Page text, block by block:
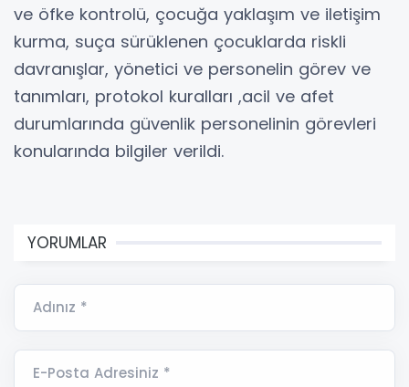
ve öfke kontrolü, çocuğa yaklaşım ve iletişim
kurma, suça sürüklenen çocuklarda riskli
davranışlar, yönetici ve personelin görev ve
tanımları, protokol kuralları ,acil ve afet
durumlarında güvenlik personelinin görevleri
konularında bilgiler verildi.
YORUMLAR
Adınız *
E-Posta Adresiniz *